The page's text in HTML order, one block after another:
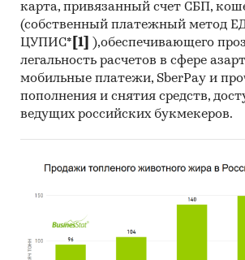
Выводы о перспективности
ароматизированных свечей
Методологические
Источники информации:
Результаты on-line опроса 250
ароматизированных свечей
Официальные интернет-
Открытые источники (сайты,
карта, привязанный счет СБП,
(собственный платежный метод
ЦУПИС* [1]
),обеспечивающего
легальность расчетов в сфере
мобильные платежи, SberPay и
пополнения и снятия средств,
ведущих российских букмекеров.